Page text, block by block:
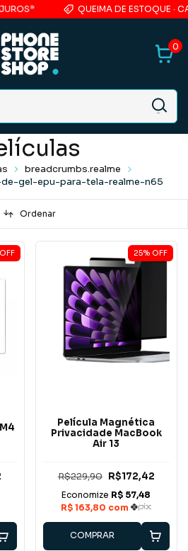
QUEIMA DE ESTOQUE ·
0
breadcrumbs.realme
gel-epu-para-tela-realme-n65
Ordenar
OFF 25% OFF
Película Magnética
Privacidade MacBook
Air 13
R$229,90 R$172,42
COMPRAR